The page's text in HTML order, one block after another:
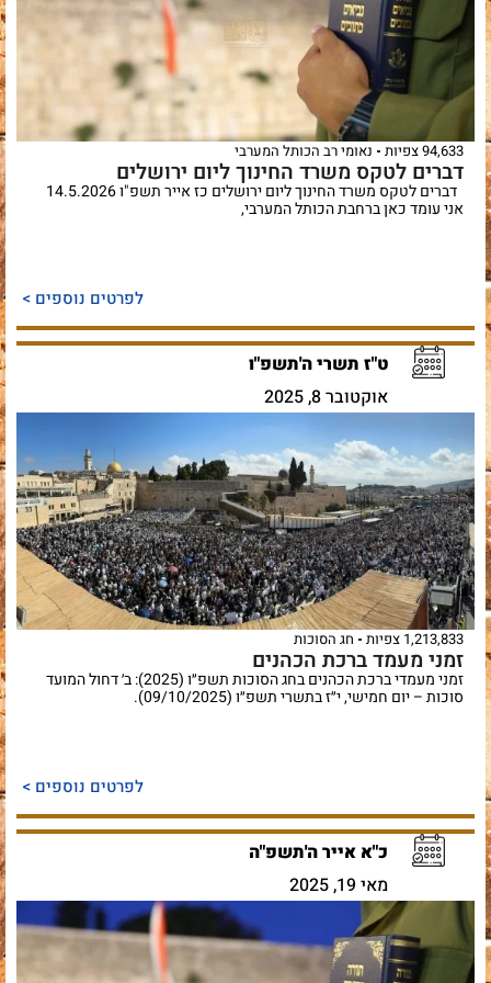
94,633 צפיות נאומי רב הכותל המערבי
דברים לטקס משרד החינוך ליום ירושלים
אני עומד כאן ברחבת הכותל המערבי,
לפרטים נוספים >
ט"ז תשרי ה'תשפ"ו
אוקטובר 8, 2025
1,213,833 צפיות חג הסוכות
זמני מעמד ברכת הכהנים
זמני מעמדי ברכת הכהנים בחג הסוכות תשפ״ו (2025): ב׳ דחול המועד
סוכות – יום חמישי, י״ז בתשרי תשפ״ו (09/10/2025).
לפרטים נוספים >
כ"א אייר ה'תשפ"ה
מאי 19, 2025